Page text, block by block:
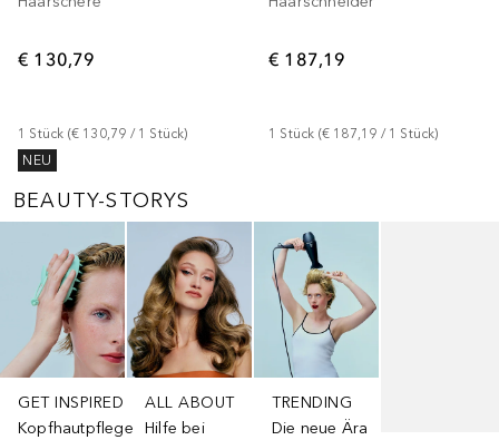
€ 130,79
1 Stück (€ 130,79 / 1 Stück)
NEU
€ 187,19
1 Stück (€ 187,19 / 1 Stück)
BEAUTY-STORYS
Überspringen
GET INSPIRED
Kopfhautpflege
ALL ABOUT
Hilfe bei
TRENDING
Die neue Ära